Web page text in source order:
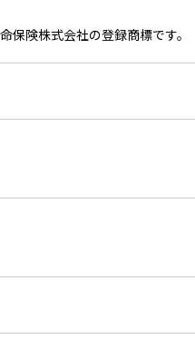
険株式会社の登録商標です。